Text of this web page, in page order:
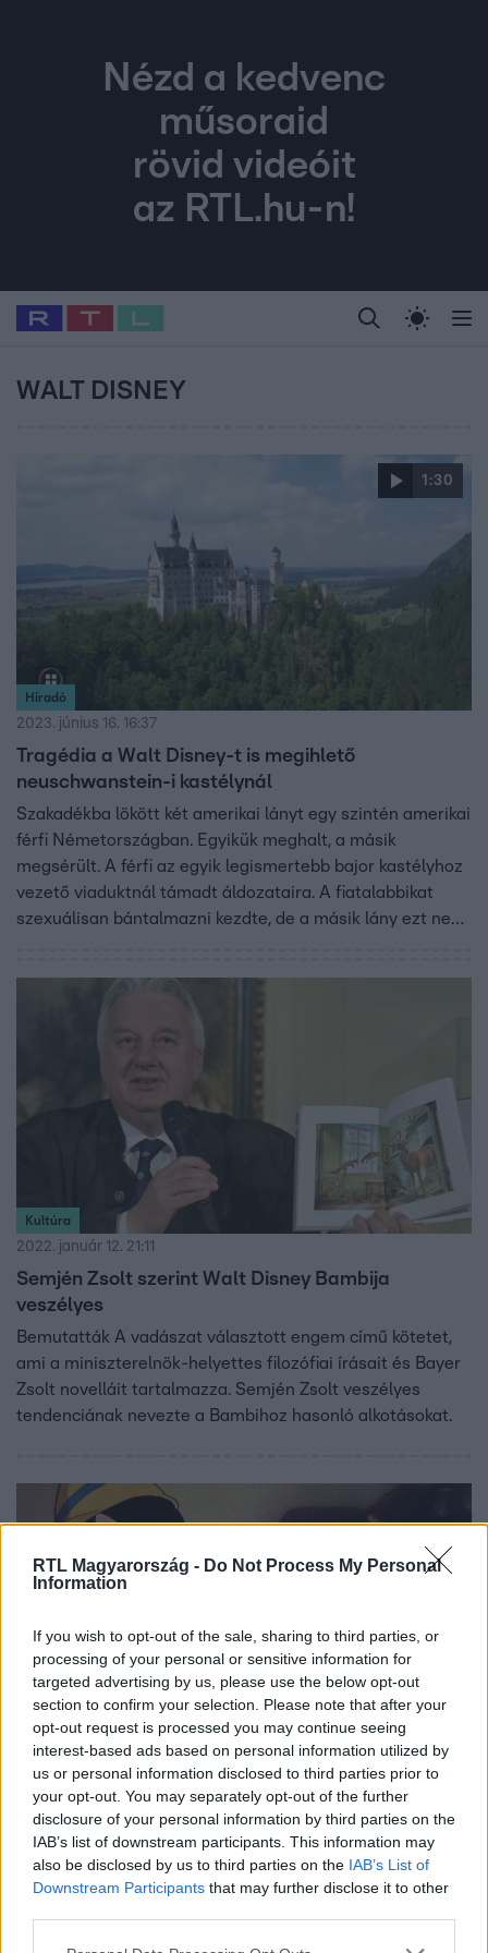
RTL Magyarország - Do Not Process My Personal
Information
If you wish to opt-out of the sale, sharing to third parties, or
processing of your personal or sensitive information for
targeted advertising by us, please use the below opt-out
section to confirm your selection. Please note that after your
opt-out request is processed you may continue seeing
interest-based ads based on personal information utilized by
us or personal information disclosed to third parties prior to
your opt-out. You may separately opt-out of the further
disclosure of your personal information by third parties on the
IAB’s list of downstream participants. This information may
also be disclosed by us to third parties on the IAB’s List of
Downstream Participants that may further disclose it to other
Please note that this website/app uses one or more Google
Nézd a kedvenc
műsoraid
rövid videóit
az RTL.hu-n!
Legfrissebb RTL Híradó Randi Celeb vagyok,
Babits Marcella Most Wanted Gallusz
WALT DISNEY
1:30
Híradó
2023. június 16. 16:37
Tragédia a Walt Disney-t is megihlető
neuschwanstein-i kastélynál
Szakadékba lökött két amerikai lányt egy szintén amerikai
férfi Németországban. Egyikük meghalt, a másik
megsérült. A férfi az egyik legismertebb bajor kastélyhoz
vezető viaduktnál támadt áldozataira. A fiatalabbikat
szexuálisan bántalmazni kezdte, de a másik lány ezt nem
Kultúra
2022. január 12. 21:11
Semjén Zsolt szerint Walt Disney Bambija
veszélyes
Bemutatták A vadászat választott engem című kötetet,
ami a miniszterelnök-helyettes filozófiai írásait és Bayer
Zsolt novelláit tartalmazza. Semjén Zsolt veszélyes
tendenciának nevezte a Bambihoz hasonló alkotásokat.
CinemaKlub
2018. december 1. 18:13
Érkezik az élőszereplős Pinokkió
A füllentő fabábu története is megelevenedik hamarosan
a nagyvásznon, ráadásul nem is akárkivel…